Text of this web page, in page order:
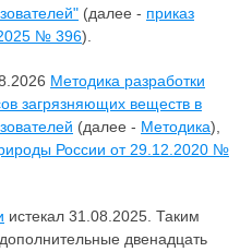
(далее - приказ
№ 396).
Методика разработки
загрязняющих веществ в
(далее - Методика),
России от 29.12.2020 №
истекал 31.08.2025. Таким
двенадцать